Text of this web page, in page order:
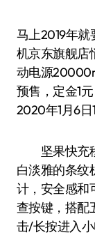
马上2019年就要过去了，除了坚果Pro 3外，坚果手
机京东旗舰店
动电源
预售，定金1
2020年1月6日
坚果快充移
白淡雅的条纹
计，安全感和
查按键，搭配
击/长按进入